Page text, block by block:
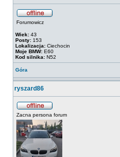
Forumowicz
Wiek: 43
Posty: 153
Lokalizacja: Ciechocin
Moje BMW: E60
Kod silnika: N52
Góra
ryszard86
Zacna persona forum